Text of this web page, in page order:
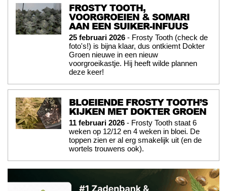
FROSTY TOOTH,
VOORGROEIEN & SOMARI
AAN EEN SUIKER-INFUUS
25 februari 2026 - Frosty Tooth (check de
foto's!) is bijna klaar, dus ontkiemt Dokter
Groen nieuwe in een nieuw
voorgroeikastje. Hij heeft wilde plannen
deze keer!
BLOEIENDE FROSTY TOOTH’S
KIJKEN MET DOKTER GROEN
11 februari 2026 - Frosty Tooth staat 6
weken op 12/12 en 4 weken in bloei. De
toppen zien er al erg smakelijk uit (en de
wortels trouwens ook).